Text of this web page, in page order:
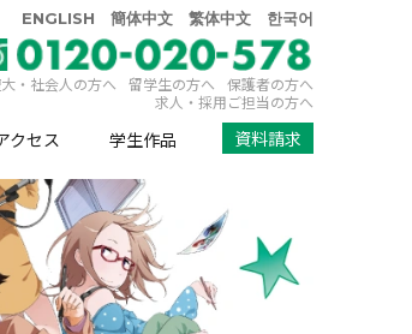
ENGLISH 簡体中文 繁体中文 한국어
・社会人の方へ 留学生の方へ
保護者の方へ
求人・採用ご担当の方へ
クセス 学生作品 資料請求